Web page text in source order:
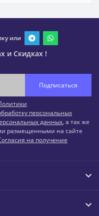
или
и Скидках !
Подписаться
персональных
данных, а так же
размещенными на сайте
на получение